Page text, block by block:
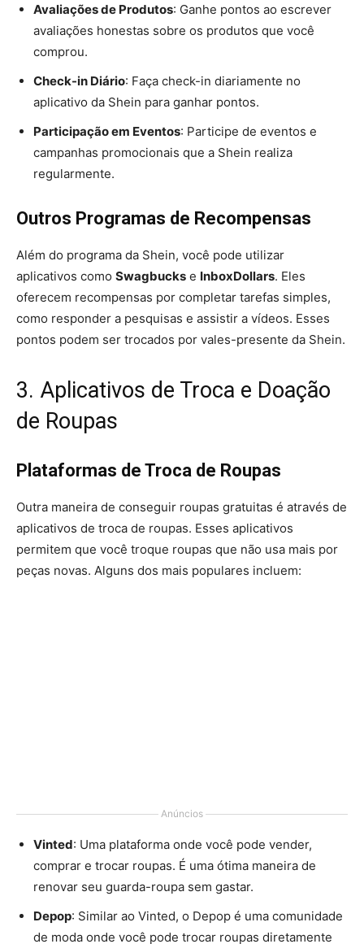
Avaliações de Produtos: Ganhe pontos ao escrever
avaliações honestas sobre os produtos que você
comprou.
Check-in Diário: Faça check-in diariamente no
aplicativo da Shein para ganhar pontos.
Participação em Eventos: Participe de eventos e
campanhas promocionais que a Shein realiza
regularmente.
Outros Programas de Recompensas
Além do programa da Shein, você pode utilizar
aplicativos como Swagbucks e InboxDollars. Eles
oferecem recompensas por completar tarefas simples,
como responder a pesquisas e assistir a vídeos. Esses
pontos podem ser trocados por vales-presente da Shein.
3. Aplicativos de Troca e Doação
de Roupas
Plataformas de Troca de Roupas
Outra maneira de conseguir roupas gratuitas é através de
aplicativos de troca de roupas. Esses aplicativos
permitem que você troque roupas que não usa mais por
peças novas. Alguns dos mais populares incluem:
Anúncios
Vinted: Uma plataforma onde você pode vender,
comprar e trocar roupas. É uma ótima maneira de
renovar seu guarda-roupa sem gastar.
Depop: Similar ao Vinted, o Depop é uma comunidade
de moda onde você pode trocar roupas diretamente